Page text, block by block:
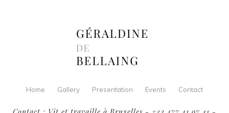
Home Gallery Presentation Events Contact